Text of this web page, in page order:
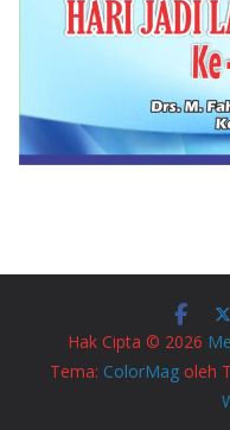
Hak Cipta © 2026
Tema: ColorMag oleh